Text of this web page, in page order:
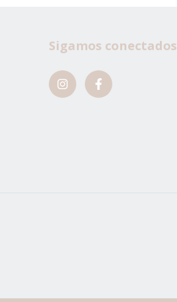
Sigamos conectados